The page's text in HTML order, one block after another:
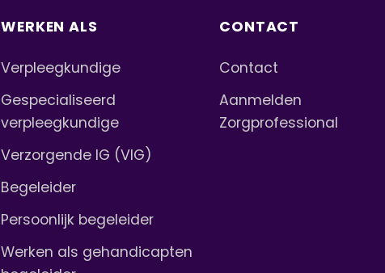
WERKEN ALS
Verpleegkundige
Gespecialiseerd
verpleegkundige
Verzorgende IG (VIG)
Begeleider
Persoonlijk begeleider
Werken als gehandicapten
CONTACT
Contact
Aanmelden
Zorgprofessional